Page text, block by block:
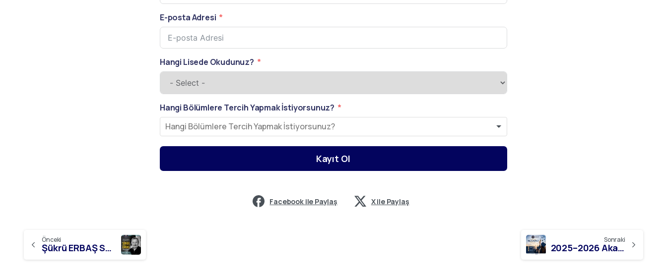
E-posta Adresi
Hangi Lisede Okudunuz?
Hangi Bölümlere Tercih Yapmak İstiyorsunuz?
Kayıt Ol
Facebook ile Paylaş X ile Paylaş
Önceki
Şükrü ERBAŞ Söyleyişi ve Şiir Dinletisi
Sonraki
2025–2026 Akademik Yılı Mezuniyet Töreni Duyurusu